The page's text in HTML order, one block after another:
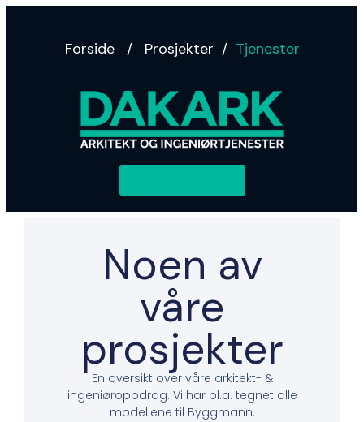
Forside/ Prosjekter / Tjenester
Noen av
våre
prosjekter
En oversikt over våre arkitekt- &
ingeniøroppdrag. Vi har bl.a. tegnet alle
modellene til Byggmann.